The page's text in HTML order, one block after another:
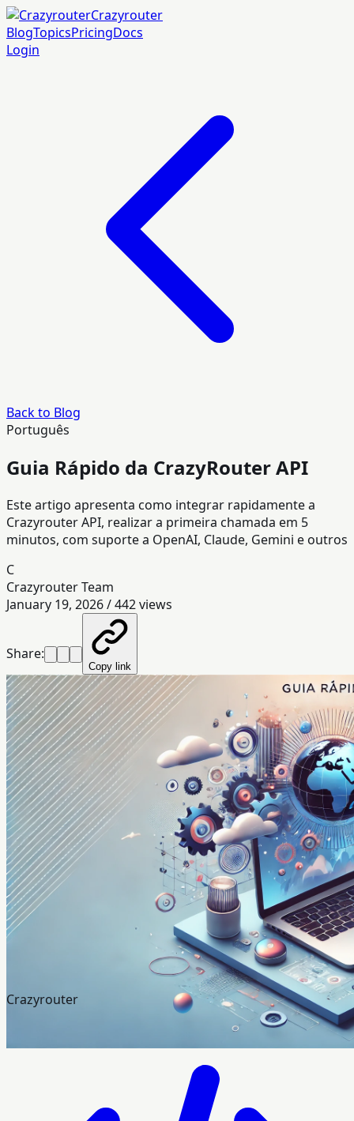
Crazyrouter
BlogTopicsPricingDocs
Login
Back to Blog
Português
Guia Rápido da CrazyRouter API
Este artigo apresenta como integrar rapidamente a
Crazyrouter API, realizar a primeira chamada em 5
minutos, com suporte a OpenAI, Claude, Gemini e outros
C
Crazyrouter Team
January 19, 2026/442views
Share:
Copy link
Crazyrouter